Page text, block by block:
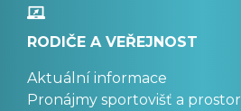
RODIČE A VEŘEJNOST
Aktuální informace
Pronájmy sportovišť a prostor